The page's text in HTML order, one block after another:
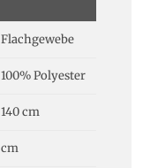
Flachgewebe
100% Polyester
140 cm
cm